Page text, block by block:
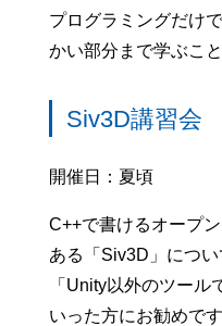
プログラミングだけ
かい部分まで学ぶこ
Siv3D講習会
開催日：夏頃
C++で書けるオープ
ある「Siv3D」につい
「Unity以外のツール
いった方にお勧めです